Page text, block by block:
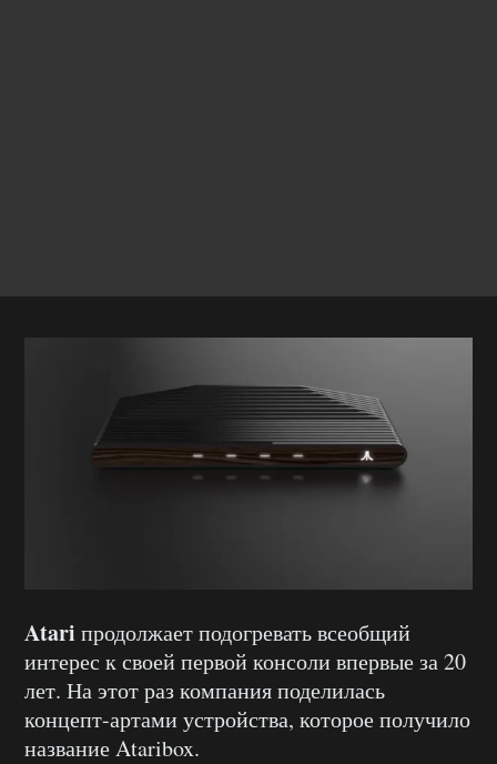
Atari продолжает подогревать всеобщий
интерес к своей первой консоли впервые за 20
лет. На этот раз компания поделилась
концепт-артами устройства, которое получило
название Ataribox.